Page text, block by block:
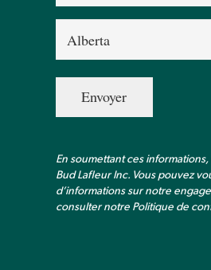
En soumettant ces
Bud Lafleur Inc. Vous pouvez
d’informations sur notre
consulter notre Politique de